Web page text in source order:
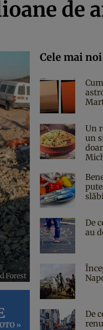
de
Forest
»
Cele mai
Un
un
De
au
De